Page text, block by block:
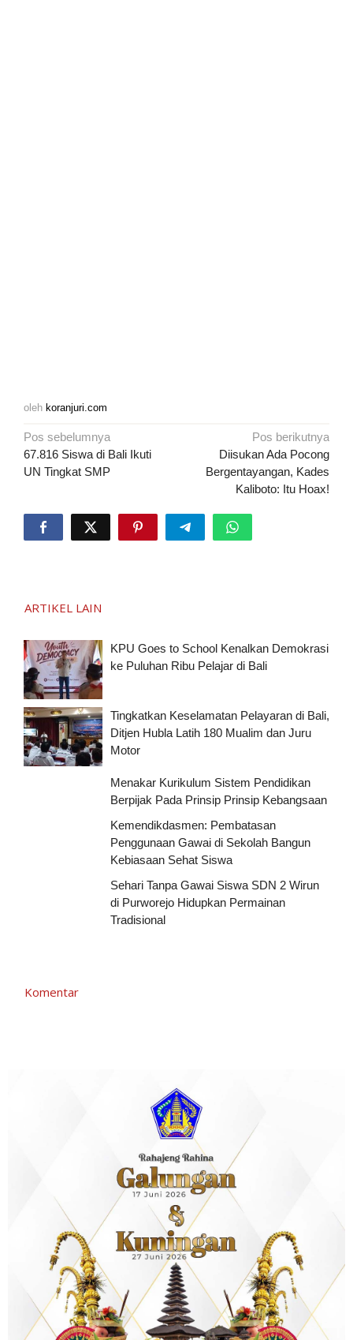
oleh koranjuri.com
Navigasi
pos
Pos sebelumnya
67.816 Siswa di Bali Ikuti
UN Tingkat SMP
Pos berikutnya
Diisukan Ada Pocong
Bergentayangan, Kades
Kaliboto: Itu Hoax!
ARTIKEL LAIN
KPU Goes to School Kenalkan Demokrasi
ke Puluhan Ribu Pelajar di Bali
Tingkatkan Keselamatan Pelayaran di Bali,
Ditjen Hubla Latih 180 Mualim dan Juru
Motor
Menakar Kurikulum Sistem Pendidikan
Berpijak Pada Prinsip Prinsip Kebangsaan
Kemendikdasmen: Pembatasan
Penggunaan Gawai di Sekolah Bangun
Kebiasaan Sehat Siswa
Sehari Tanpa Gawai Siswa SDN 2 Wirun
di Purworejo Hidupkan Permainan
Tradisional
Komentar